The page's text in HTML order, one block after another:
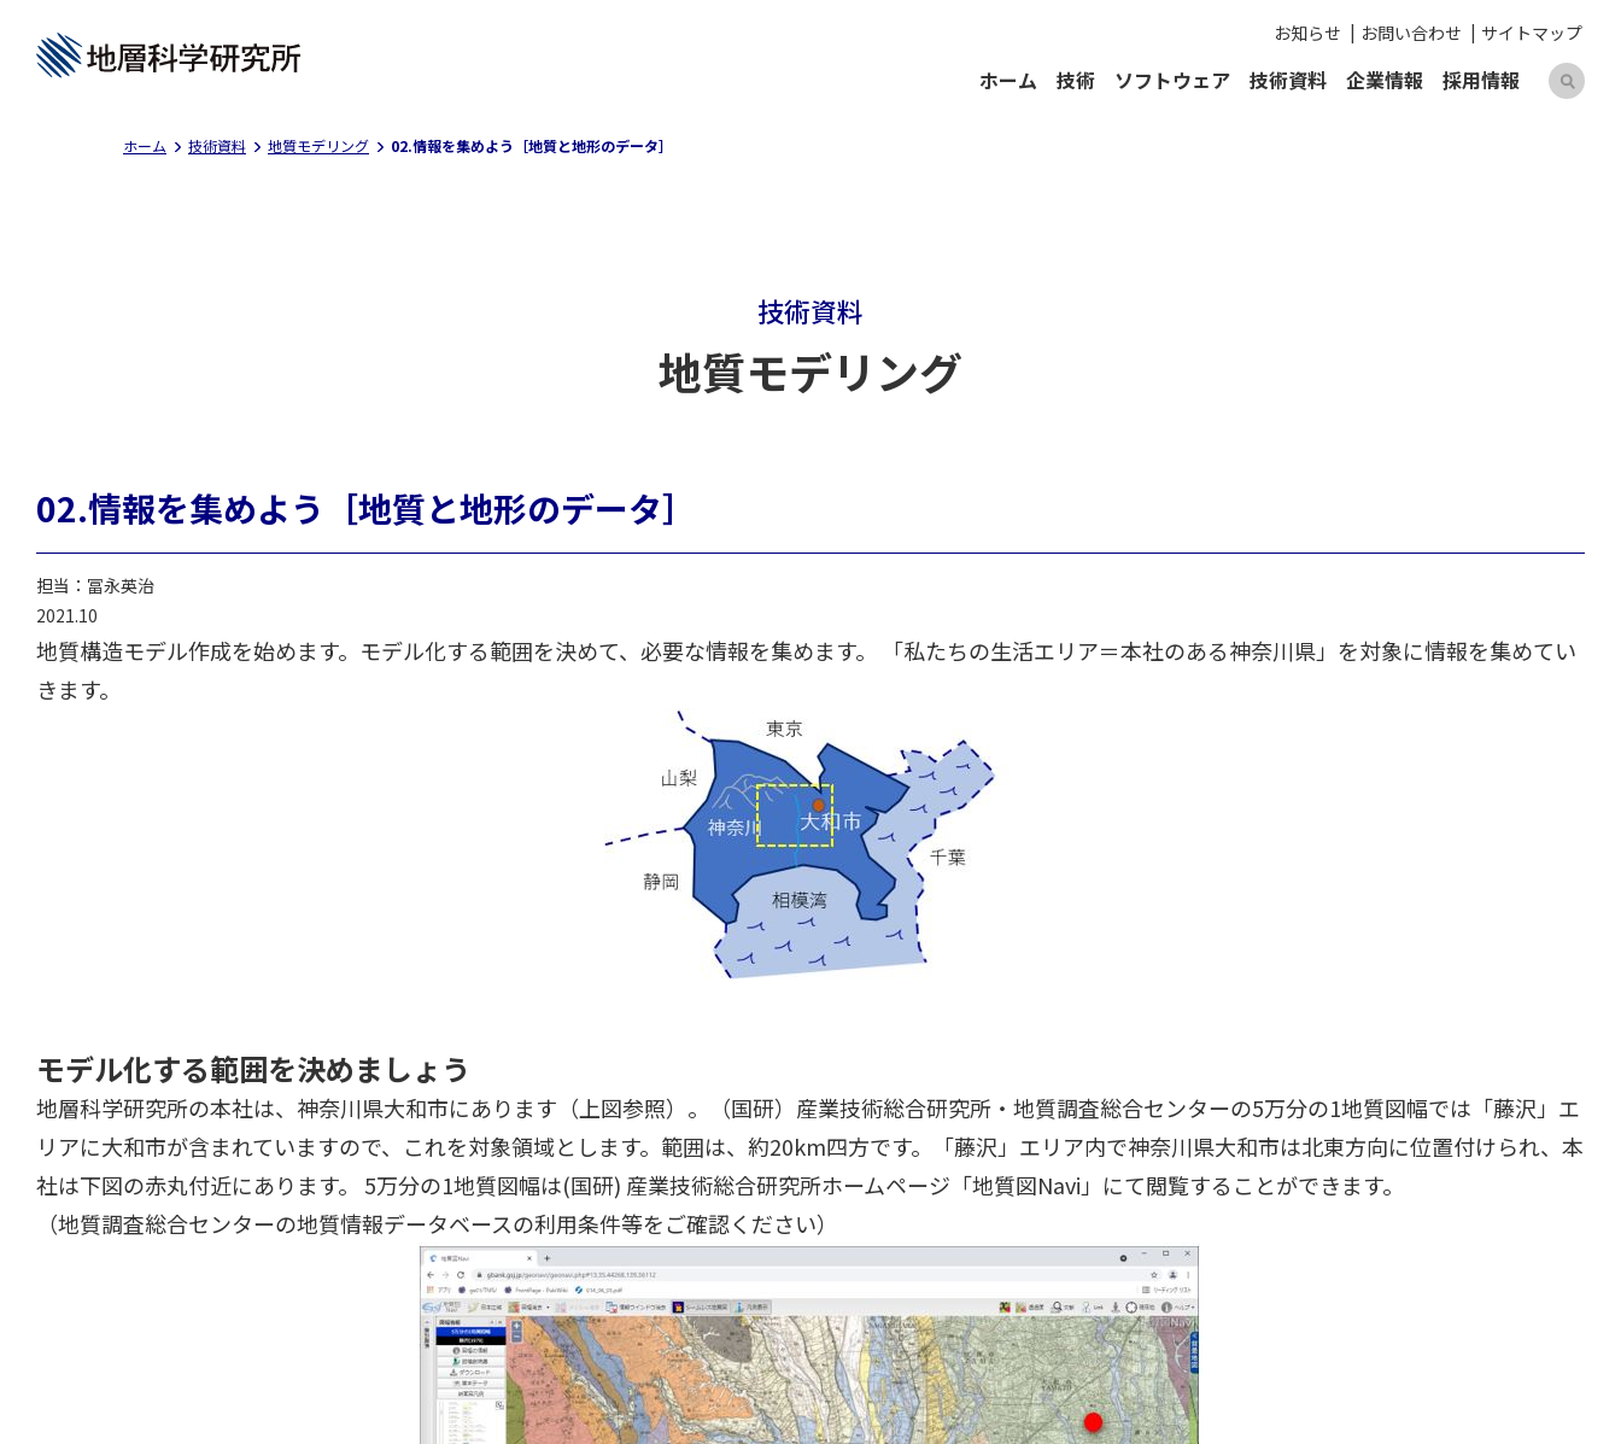
お知らせ お問い合わせ サイトマップ
ホーム 技術 ソフトウェア 技術資料 企業情報 採用情報
ホーム 技術資料 地質モデリング 02.情報を集めよう［地質と地形のデータ］
技術資料
地質モデリング
02.情報を集めよう［地質と地形のデータ］
担当：冨永英治
2021.10
地質構造モデル作成を始めます。モデル化する範囲を決めて、必要な情報を集めます。 「私たちの生活エリア＝本社のある神奈川県」を対象に情報を集めてい
きます。
モデル化する範囲を決めましょう
地層科学研究所の本社は、神奈川県大和市にあります（上図参照）。（国研）産業技術総合研究所・地質調査総合センターの5万分の1地質図幅では「藤沢」エ
リアに大和市が含まれていますので、これを対象領域とします。範囲は、約20km四方です。「藤沢」エリア内で神奈川県大和市は北東方向に位置付けられ、本
社は下図の赤丸付近にあります。 5万分の1地質図幅は(国研) 産業技術総合研究所ホームページ「地質図Navi」にて閲覧することができます。
（地質調査総合センターの地質情報データベースの利用条件等をご確認ください）